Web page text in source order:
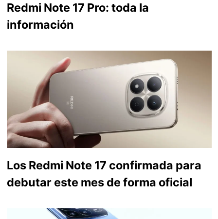
Redmi Note 17 Pro: toda la
información
Los Redmi Note 17 confirmada para
debutar este mes de forma oficial